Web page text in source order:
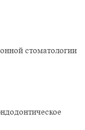
стоматологии